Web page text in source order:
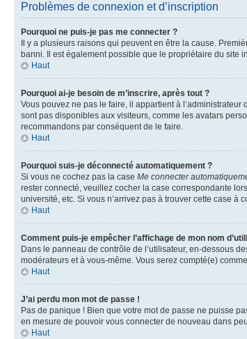
Problèmes de connexion et d’inscription
Pourquoi ne puis-je pas me connecter ?
Il y a plusieurs raisons qui peuvent en être la cause.
banni. Il est également possible que le propriétaire du site
Haut
Pourquoi ai-je besoin de m’inscrire, après tout ?
Vous pouvez ne pas le faire, il appartient à
sont pas disponibles aux visiteurs, comme les avatars
recommandons par conséquent de le faire.
Haut
Pourquoi suis-je déconnecté automatiquement ?
Si vous ne cochez pas la case Me connecter
rester connecté, veuillez cocher la case correspondante
université, etc. Si vous n’arrivez pas à trouver cette case à
Haut
Comment puis-je empêcher l’affichage de mon nom
Dans le panneau de contrôle de l’utilisateur, en-dessous
modérateurs et à vous-même. Vous serez compté(e)
Haut
J’ai perdu mon mot de passe !
Pas de panique ! Bien que votre mot de passe ne puisse
en mesure de pouvoir vous connecter de nouveau dans
Haut